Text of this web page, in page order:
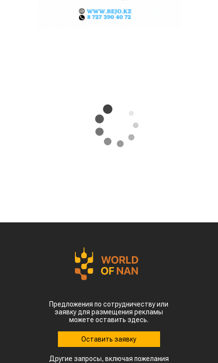
Предложения по сотрудничеству или
заявку для размещения рекламы
можете оставить здесь.
Оставить заявку
Другие запросы, включая пожелания